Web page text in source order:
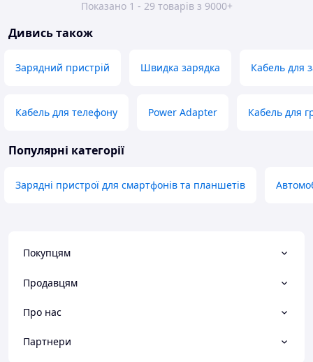
Показано 1 - 29 товарів з 9000+
Дивись також
Зарядний пристрій Швидка зарядка Кабель для
Кабель для телефону Power Adapter Кабель для
Популярні категорії
Зарядні пристрої для смартфонів та планшетів
Покупцям
Продавцям
Про нас
Партнери